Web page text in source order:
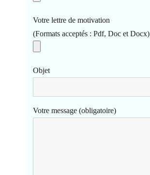
Votre lettre de motivation
(Formats acceptés : Pdf, Doc et Docx)
Objet
Votre message (obligatoire)